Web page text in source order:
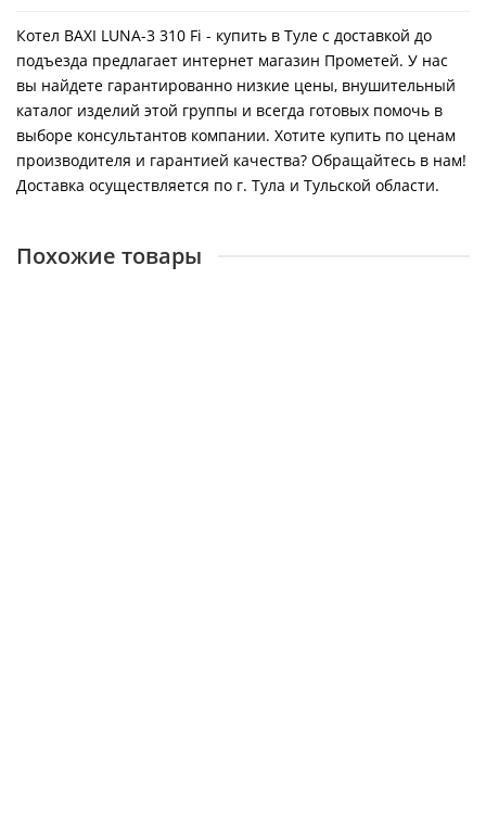
Котел BAXI LUNA-3 310 Fi - купить в Туле с доставкой до
подъезда предлагает интернет магазин Прометей. У нас
вы найдете гарантированно низкие цены, внушительный
каталог изделий этой группы и всегда готовых помочь в
выборе консультантов компании. Хотите купить по ценам
производителя и гарантией качества? Обращайтесь в нам!
Доставка осуществляется по г. Тула и Тульской области.
Похожие товары